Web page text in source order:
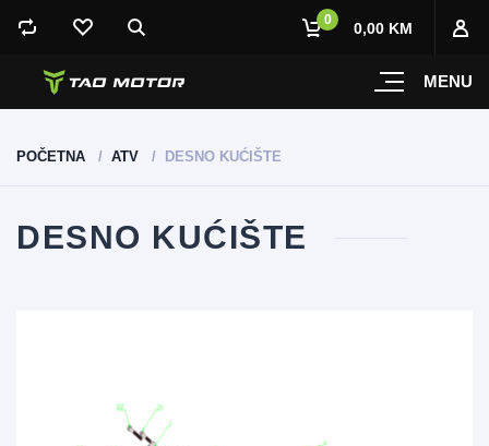
MENU
0 0,00 KM
POČETNA ATV DESNO KUĆIŠTE
DESNO KUĆIŠTE